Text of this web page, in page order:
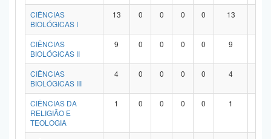
CIÊNCIAS
BIOLÓGICAS I
13 0 0 0 0 13
CIÊNCIAS
BIOLÓGICAS II
9 0 0 0 0 9
CIÊNCIAS
BIOLÓGICAS III
4 0 0 0 0 4
CIÊNCIAS DA
RELIGIÃO E
TEOLOGIA
1 0 0 0 0 1